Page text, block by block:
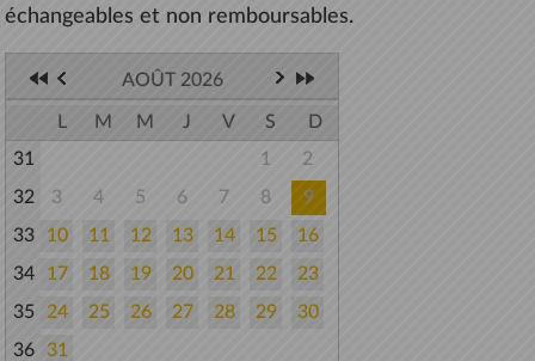
échangeables et non remboursables.
AOÛT 2026
L M M J V S
D
31
1
2
32
3 4 5 6 7 8
9
33
10 11 12 13 14 15
16
34
17 18 19 20 21 22
23
35
24 25 26 27 28 29
30
36
31